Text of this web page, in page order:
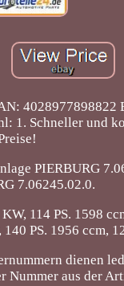
4028977898822
1. Schneller und
PIERBURG
7.06245.02.0.
114 PS. 1598
PS. 1956 ccm,
dienen
aus der